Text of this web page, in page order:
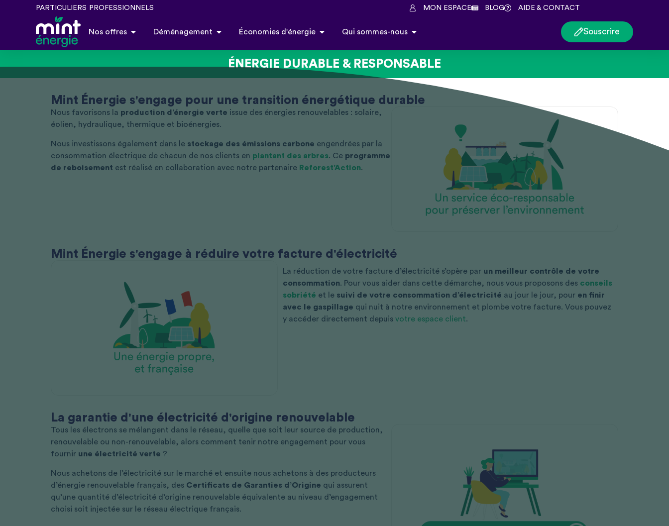
PARTICULIERS PROFESSIONNELS MON ESPACE BLOG AIDE & CONTACT
Nos offres Déménagement Économies d'énergie Qui sommes-nous Souscrire
ÉNERGIE DURABLE & RESPONSABLE
Mint Énergie s'engage pour une transition énergétique durable
Nous favorisons la production d’énergie verte issue des énergies renouvelables : solaire,
éolien, hydraulique, thermique et bioénergies.
Nous investissons également dans le stockage des émissions carbone engendrées par la
consommation électrique de chacun de nos clients en plantant des arbres. Ce programme
de reboisement est réalisé en collaboration avec notre partenaire Reforest’Action.
Mint Énergie s'engage à réduire votre facture d'électricité
La réduction de votre facture d’électricité s’opère par un meilleur contrôle de votre
consommation. Pour vous aider dans cette démarche, nous vous proposons des conseils
sobriété et le suivi de votre consommation d’électricité au jour le jour, pour en finir
avec le gaspillage qui nuit à notre environnement et plombe votre facture. Vous pouvez
y accéder directement depuis votre espace client.
La garantie d'une électricité d'origine renouvelable
Tous les électrons se mélangent dans le réseau, quelle que soit leur source de production,
renouvelable ou non-renouvelable, alors comment tenir notre engagement pour vous
fournir une électricité verte ?
Nous achetons de l’électricité sur le marché et ensuite nous achetons à des producteurs
d’énergie renouvelable français, des Certificats de Garanties d’Origine qui assurent
qu’une quantité d’électricité d’origine renouvelable équivalente au niveau d’engagement
choisi soit injectée sur le réseau électrique français.